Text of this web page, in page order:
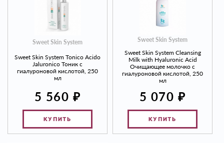
Sweet Skin System
Sweet Skin System Tonico Acido
Jaluronico Тоник с
гиалуроновой кислотой, 250
мл
5 560 ₽
КУПИТЬ
Sweet Skin System
Sweet Skin System Cleansing
Milk with Hyaluronic Acid
Очищающее молочко с
гиалуроновой кислотой, 250
мл
5 070 ₽
КУПИТЬ